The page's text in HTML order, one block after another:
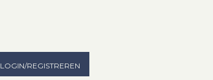
LOGIN/REGISTREREN